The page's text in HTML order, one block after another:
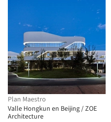
Plan Maestro
Valle Hongkun en Beijing / ZOE
Architecture